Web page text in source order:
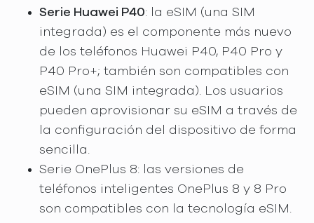
Serie Huawei P40: la eSIM (una SIM
integrada) es el componente más nuevo
de los teléfonos Huawei P40, P40 Pro y
P40 Pro+; también son compatibles con
eSIM (una SIM integrada). Los usuarios
pueden aprovisionar su eSIM a través de
la configuración del dispositivo de forma
sencilla.
Serie OnePlus 8: las versiones de
teléfonos inteligentes OnePlus 8 y 8 Pro
son compatibles con la tecnología eSIM.